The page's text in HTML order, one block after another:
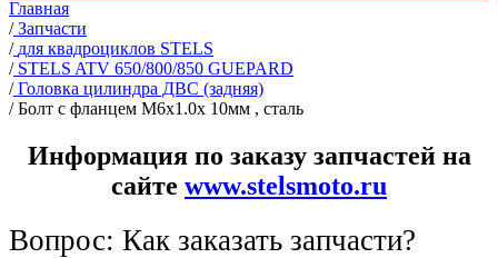
Главная
/ Запчасти
/ для квадроциклов STELS
/ STELS ATV 650/800/850 GUEPARD
/ Головка цилиндра ДВС (задняя)
/Болт с фланцем M6x1.0x 10мм , сталь
Информация по заказу запчастей на
сайте www.stelsmoto.ru
Вопрос: Как заказать запчасти?